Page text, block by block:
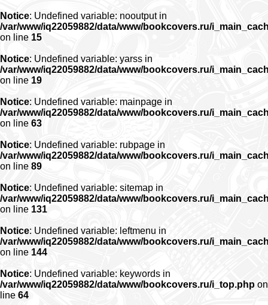
Notice: Undefined variable: nooutput in
/var/www/iq22059882/data/www/bookcovers.ru/
on line 15
Notice: Undefined variable: yarss in
/var/www/iq22059882/data/www/bookcovers.ru/
on line 19
Notice: Undefined variable: mainpage in
/var/www/iq22059882/data/www/bookcovers.ru/
on line 63
Notice: Undefined variable: rubpage in
/var/www/iq22059882/data/www/bookcovers.ru/
on line 89
Notice: Undefined variable: sitemap in
/var/www/iq22059882/data/www/bookcovers.ru/
on line 131
Notice: Undefined variable: leftmenu in
/var/www/iq22059882/data/www/bookcovers.ru/
on line 144
Notice: Undefined variable: keywords in
/var/www/iq22059882/data/www/bookcovers.ru/i_top.php on
line 64